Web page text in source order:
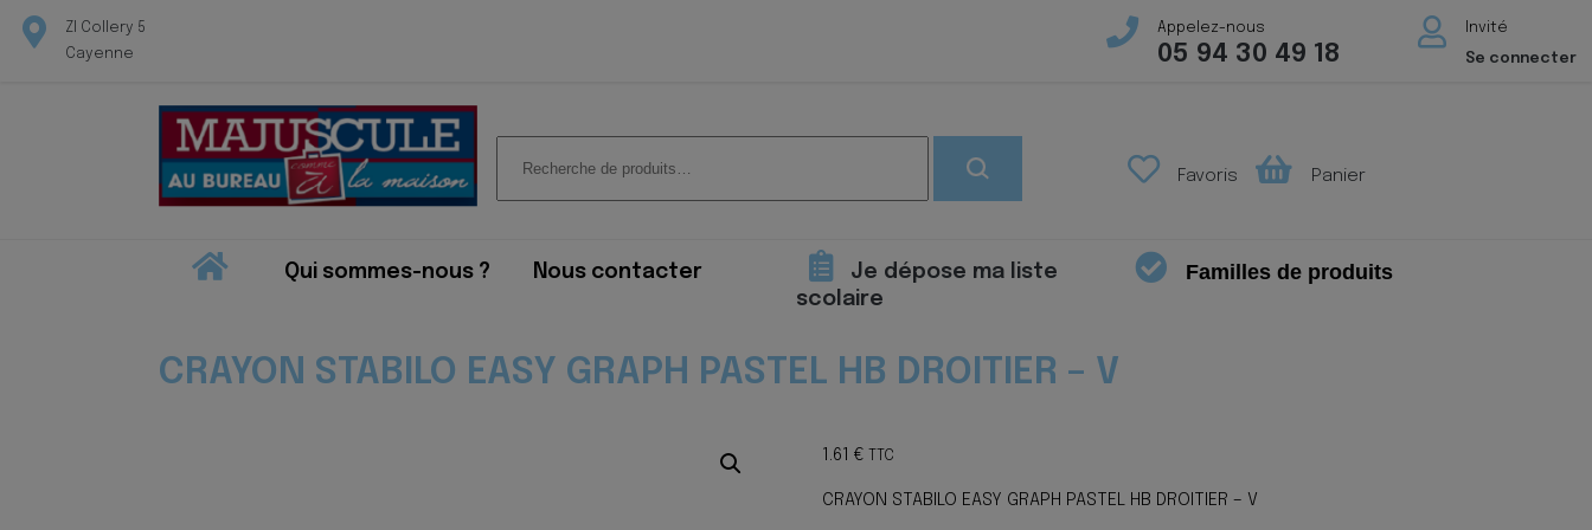
ZI Collery 5
Cayenne
Appelez-nous
05 94 30 49 18
Invité
Se connecter
pour :
Favoris Panier
Qui sommes-nous ? Nous contacter
Je dépose ma liste
scolaire
Familles de produits
CRAYON STABILO EASY GRAPH PASTEL HB DROITIER – V
1.61 € TTC
CRAYON STABILO EASY GRAPH PASTEL HB DROITIER – V